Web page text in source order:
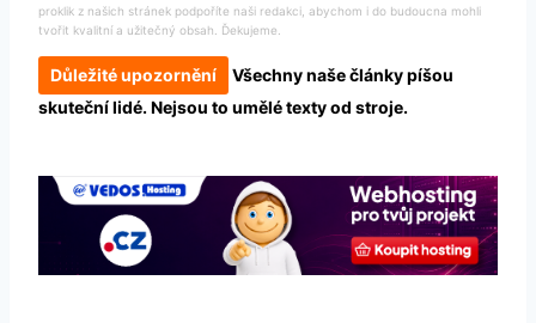
proklik z našich stránek podpoříte naši redakci, abychom i do budoucna mohli
tvořit kvalitní a užitečný obsah. Ďekujeme.
Důležité upozornění
Všechny naše články píšou
skuteční lidé. Nejsou to umělé texty od stroje.